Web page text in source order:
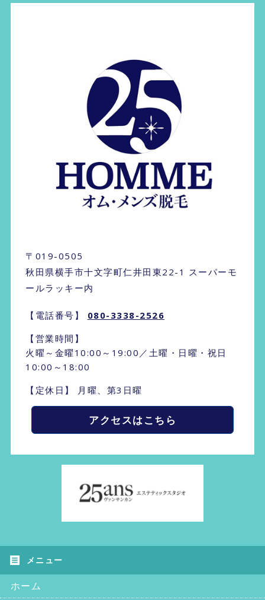
〒019-0505
秋田県横手市十文字町仁井田東22-1 スーパーモ
ールラッキー内
【電話番号】 080-3338-2526
【営業時間】
火曜～金曜10:00～19:00／土曜・日曜・祝日
10:00～18:00
【定休日】 月曜、第3日曜
アクセスはこちら
ホーム